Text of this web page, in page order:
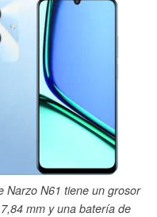
Narzo N61 tiene un grosor
mm y una batería de